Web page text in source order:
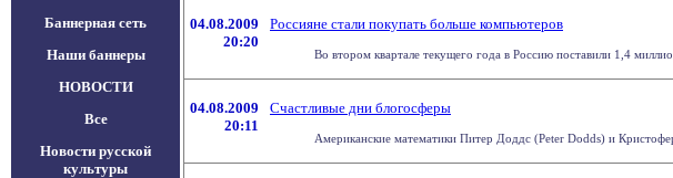
Баннерная сеть
Наши баннеры
НОВОСТИ
Все
Новости русской
культуры
04.08.2009
20:20
Россияне стали покупать больше компьютеров
Во втором квартале текущего года в Россию поставили 1,4
04.08.2009
20:11
Счастливые дни блогосферы
Американские математики Питер Доддс (Peter Dodds) и